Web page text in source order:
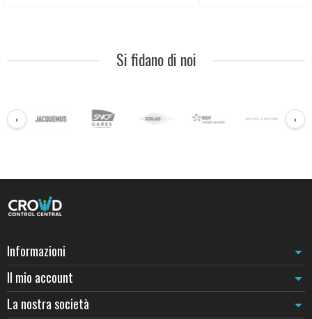
Si fidano di noi
‹ ›
Informazioni
Il mio account
La nostra società